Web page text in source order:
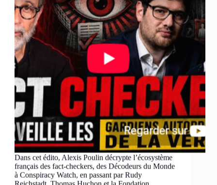
Dans cet édito, Alexis Poulin décrypte l’écosystème
français des fact-checkers, des Décodeurs du Monde
à Conspiracy Watch, en passant par Rudy
Reichstadt, Thomas Huchon et la Fondation